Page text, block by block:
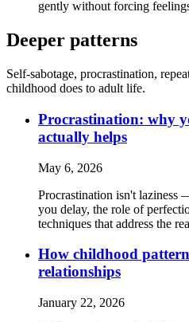
gently without forcing
Deeper patterns
Self-sabotage, procrastination,
childhood does to adult life.
Procrastination: why
actually helps
May 6, 2026
Procrastination isn't laziness
you delay, the role of
techniques that address the
How childhood
relationships
January 22, 2026